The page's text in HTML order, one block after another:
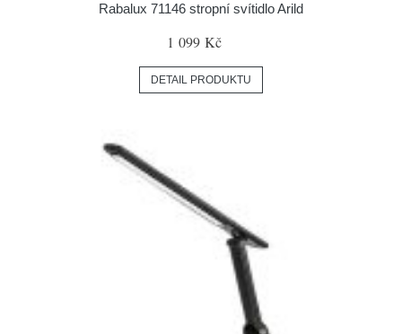
Rabalux 71146 stropní svítidlo Arild
1 099 Kč
DETAIL PRODUKTU